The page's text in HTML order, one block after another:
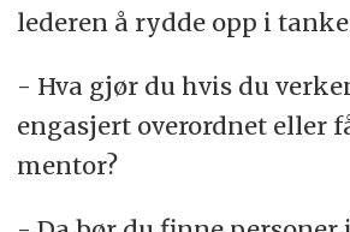
lederen å rydde opp i
- Hva gjør du hvis du
engasjert overordnet eller
mentor?